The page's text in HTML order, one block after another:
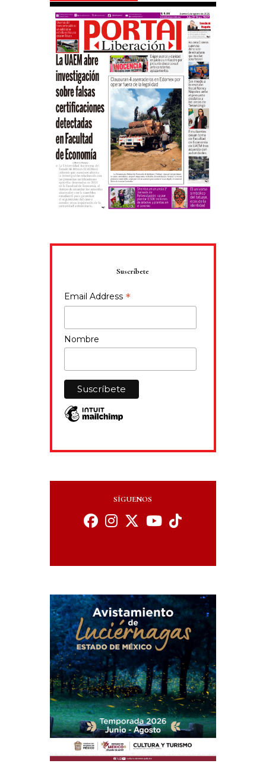
Suscríbete
Email Address *
Nombre
SÍGUENOS